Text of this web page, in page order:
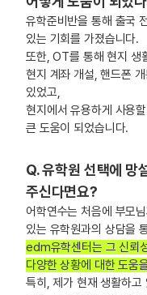
유학준비반을 통해 출국
있는 기회를 가졌습니다.
또한, OT를 통해 현지 생
현지 계좌 개설, 핸드폰
있었고,
현지에서 유용하게 사용
큰 도움이 되었습니다.
Q. 유학원 선택에 망
주신다면요?
어학연수는 처음에 부모
있는 유학원과의 상담을
edm유학센터는 그 신뢰
다양한 상황에 대한 도움
특히, 제가 현재 생활하고